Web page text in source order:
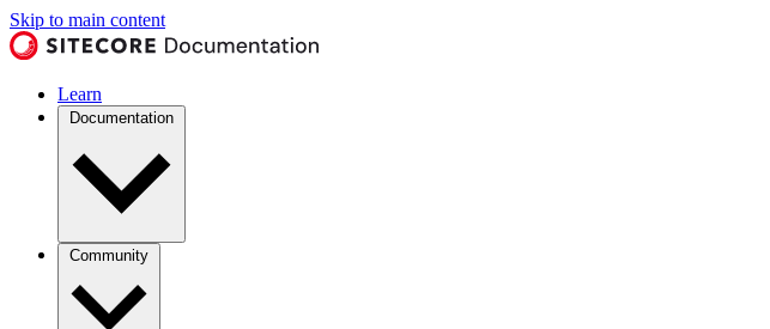
Skip to main content
Learn
Documentation
Community